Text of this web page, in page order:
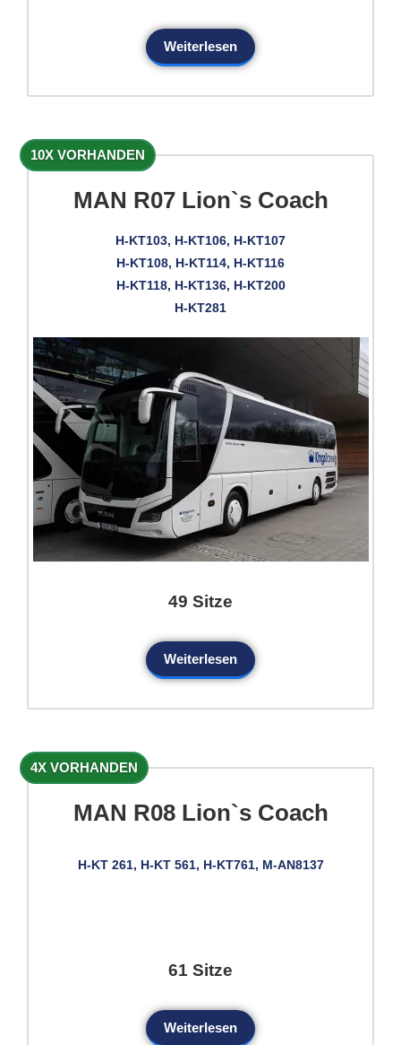
Weiterlesen
10X VORHANDEN
MAN R07 Lion`s Coach
H-KT103, H-KT106, H-KT107
H-KT108, H-KT114, H-KT116
H-KT118, H-KT136, H-KT200
H-KT281
49 Sitze
Weiterlesen
4X VORHANDEN
MAN R08 Lion`s Coach
H-KT 261, H-KT 561, H-KT761, M-AN8137
61 Sitze
Weiterlesen